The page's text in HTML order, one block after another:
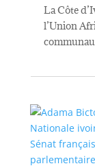
La Côte
l’Union